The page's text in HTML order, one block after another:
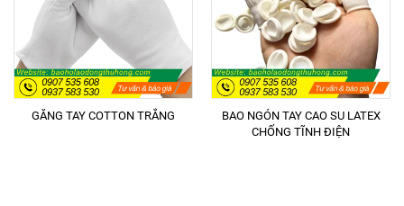
GĂNG TAY COTTON TRẮNG
BAO NGÓN TAY CAO SU LATEX
CHỐNG TĨNH ĐIỆN